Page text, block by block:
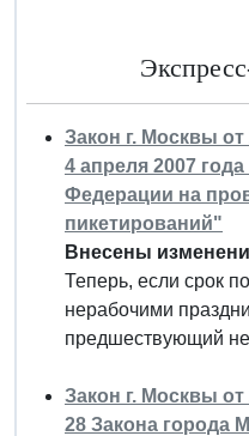
Закон г. Москвы
4 апреля 2007
Федерации на
пикетирований"
Внесены
Теперь, если срок
нерабочими
предшествующий
Закон г. Москвы
28 Закона города